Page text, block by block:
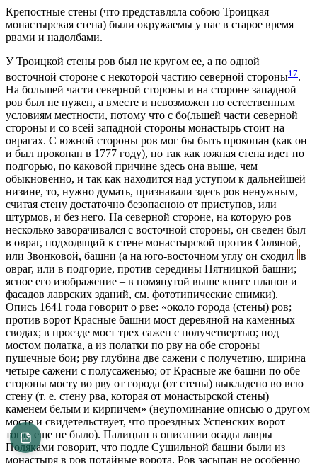
Крепостные стены (что представляла собою Троицкая
монастырская стена) были окружаемы у нас в старое время
рвами и надолбами.
У Троицкой стены ров был не кругом ее, а по одной
восточной стороне с некоторой частию северной стороны17.
На бoльшей части северной стороны и на стороне западной
ров был не нужен, а вместе и невозможен по естественным
условиям местности, потому что с бо(льшей части северной
стороны и со всей западной стороны монастырь стоит на
оврагах. С южной стороны ров мог бы быть прокопан (как он
и был прокопан в 1777 году), но так как южная стена идет по
подгорью, по каковой причине здесь она выше, чем
обыкновенно, и так как находится над уступом к дальнейшей
низине, то, нужно думать, признавали здесь ров ненужным,
считая стену достаточно безопасною от приступов, или
штурмов, и без него. На северной стороне, на которую ров
несколько заворачивался с восточной стороны, он сведен был
в овраг, подходящий к стене монастырской против Соляной,
или Звонковой, башни (а на юго-восточном углу он сходил в
овраг, или в подгорие, против середины Пятницкой башни;
ясное его изображение – в помянутой выше книге планов и
фасадов лаврских зданий, см. фототипические снимки).
Опись 1641 года говорит о рве: «около города (стены) ров;
против ворот Красные башни мост деревяной на каменных
сводах; в проезде мост трех сажен с получетвертью; под
мостом полатка, а из полатки по рву на обе стороны
пушечные бои; рву глубина две сажени с получетию, ширина
четыре сажени с полусаженью; от Красные же башни по обе
стороны мосту во рву от города (от стены) выкладено во всю
стену (т. е. стену рва, которая от монастырской стены)
каменем белым и кирпичем» (неупоминание описью о другом
мосте и свидетельствует, что проездных Успенских ворот
тогда еще не было). Палицын в описании осады лавры
Поляками говорит, что подле Сушильной башни были из
монастыря в ров потайные ворота. Ров засыпан не особенно